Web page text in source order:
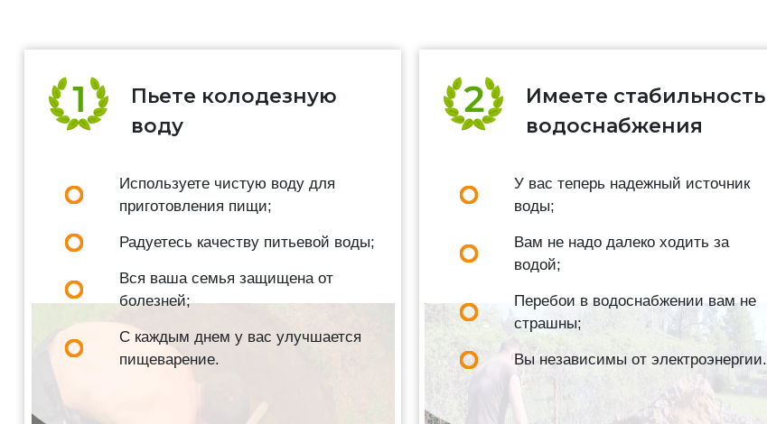
Пьете колодезную
воду
Используете чистую воду для
приготовления пищи;
Радуетесь качеству питьевой воды;
Вся ваша семья защищена от
болезней;
С каждым днем у вас улучшается
пищеварение.
Имеете стабильность
водоснабжения
У вас теперь надежный источник
воды;
Вам не надо далеко ходить за
водой;
Перебои в водоснабжении вам не
страшны;
Вы независимы от электроэнергии.